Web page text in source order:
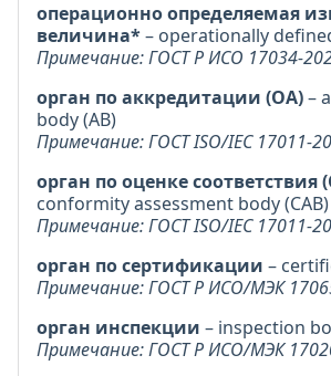
операционно определяемая
величина*– operationally
Примечание: ГОСТ Р ИСО 17034-
орган по аккредитации (ОА)–
body (AB)
Примечание: ГОСТ ISO/IEC 17011-
орган по оценке соответствия
conformity assessment body (CAB)
Примечание: ГОСТ ISO/IEC 17011-
орган по сертификации –
Примечание: ГОСТ Р ИСО/МЭК
орган инспекции – inspection
Примечание: ГОСТ Р ИСО/МЭК